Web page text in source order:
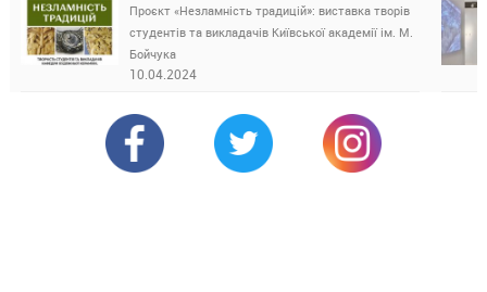
Проєкт «Незламність традицій»: виставка творів
студентів та викладачів Київської академії ім. М.
Бойчука
10.04.2024